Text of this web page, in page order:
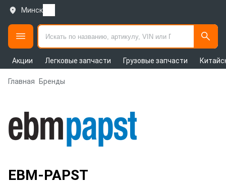
Минск
Акции Легковые запчасти Грузовые запчасти
Главная Бренды
EBM-PAPST